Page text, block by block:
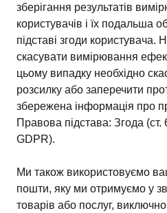
зберігання результатів
користувачів і їх подальша
підставі згоди
скасувати вимірювання
цьому випадку необхідно
розсилку або заперечити
збережена інформація про
Правова підстава: Згода (ст.
GDPR).
Ми також використовуємо
пошти, яку ми отримуємо у
товарів або послуг,